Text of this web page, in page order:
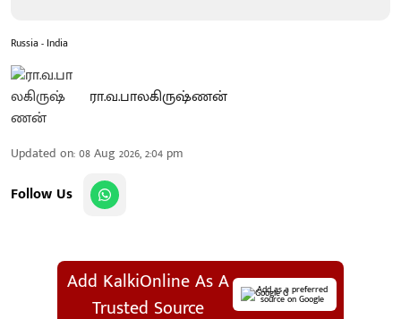
Russia - India
ரா.வ.பாலகிருஷ்ணன்
Updated on:08 Aug 2026, 2:04 pm
Follow Us
Add KalkiOnline As A
Trusted Source
Add as a preferred
source on Google